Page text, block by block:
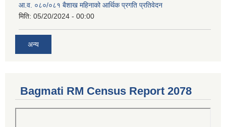
आ.व. ०८०/०८१ बैशाख महिनाको आर्थिक प्रगति प्रतिवेदन
मिति: 05/20/2024 - 00:00
अन्य
Bagmati RM Census Report 2078